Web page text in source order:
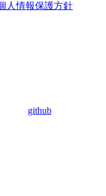
人情報保護方針
github